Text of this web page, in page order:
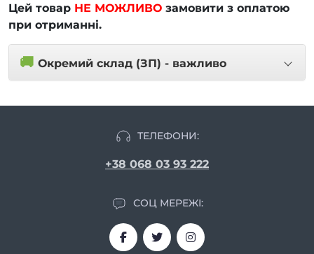
Цей товар НЕ МОЖЛИВО замовити з оплатою
при отриманні.
🚚 Окремий склад (ЗП) - важливо
ТЕЛЕФОНИ:
+38 068 03 93 222
СОЦ МЕРЕЖІ: